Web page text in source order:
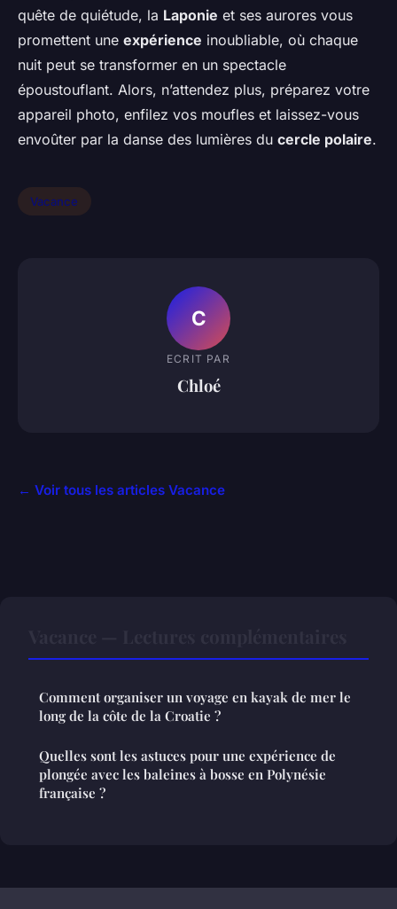
quête de quiétude, la Laponie et ses aurores vous
promettent une expérience inoubliable, où chaque
nuit peut se transformer en un spectacle
époustouflant. Alors, n’attendez plus, préparez votre
appareil photo, enfilez vos moufles et laissez-vous
envoûter par la danse des lumières du cercle polaire.
Vacance
C
ECRIT PAR
Chloé
← Voir tous les articles Vacance
Comment organiser un voyage en kayak de mer le
long de la côte de la Croatie ?
Quelles sont les astuces pour une expérience de
plongée avec les baleines à bosse en Polynésie
française ?